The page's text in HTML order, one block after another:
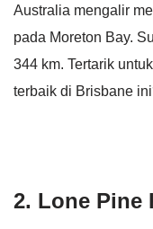
Australia mengalir
pada Moreton Bay.
344 km. Tertarik
terbaik di Brisbane
2. Lone Pine